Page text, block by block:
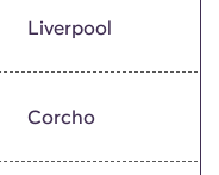
Liverpool
Corcho